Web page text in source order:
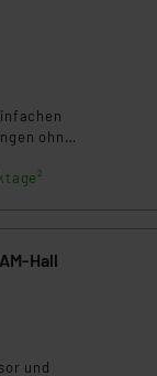
ohne
Hall
und